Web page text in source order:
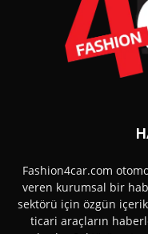
Fashion4car.com
veren kurumsal bir
sektörü için özgün
ticari araçların